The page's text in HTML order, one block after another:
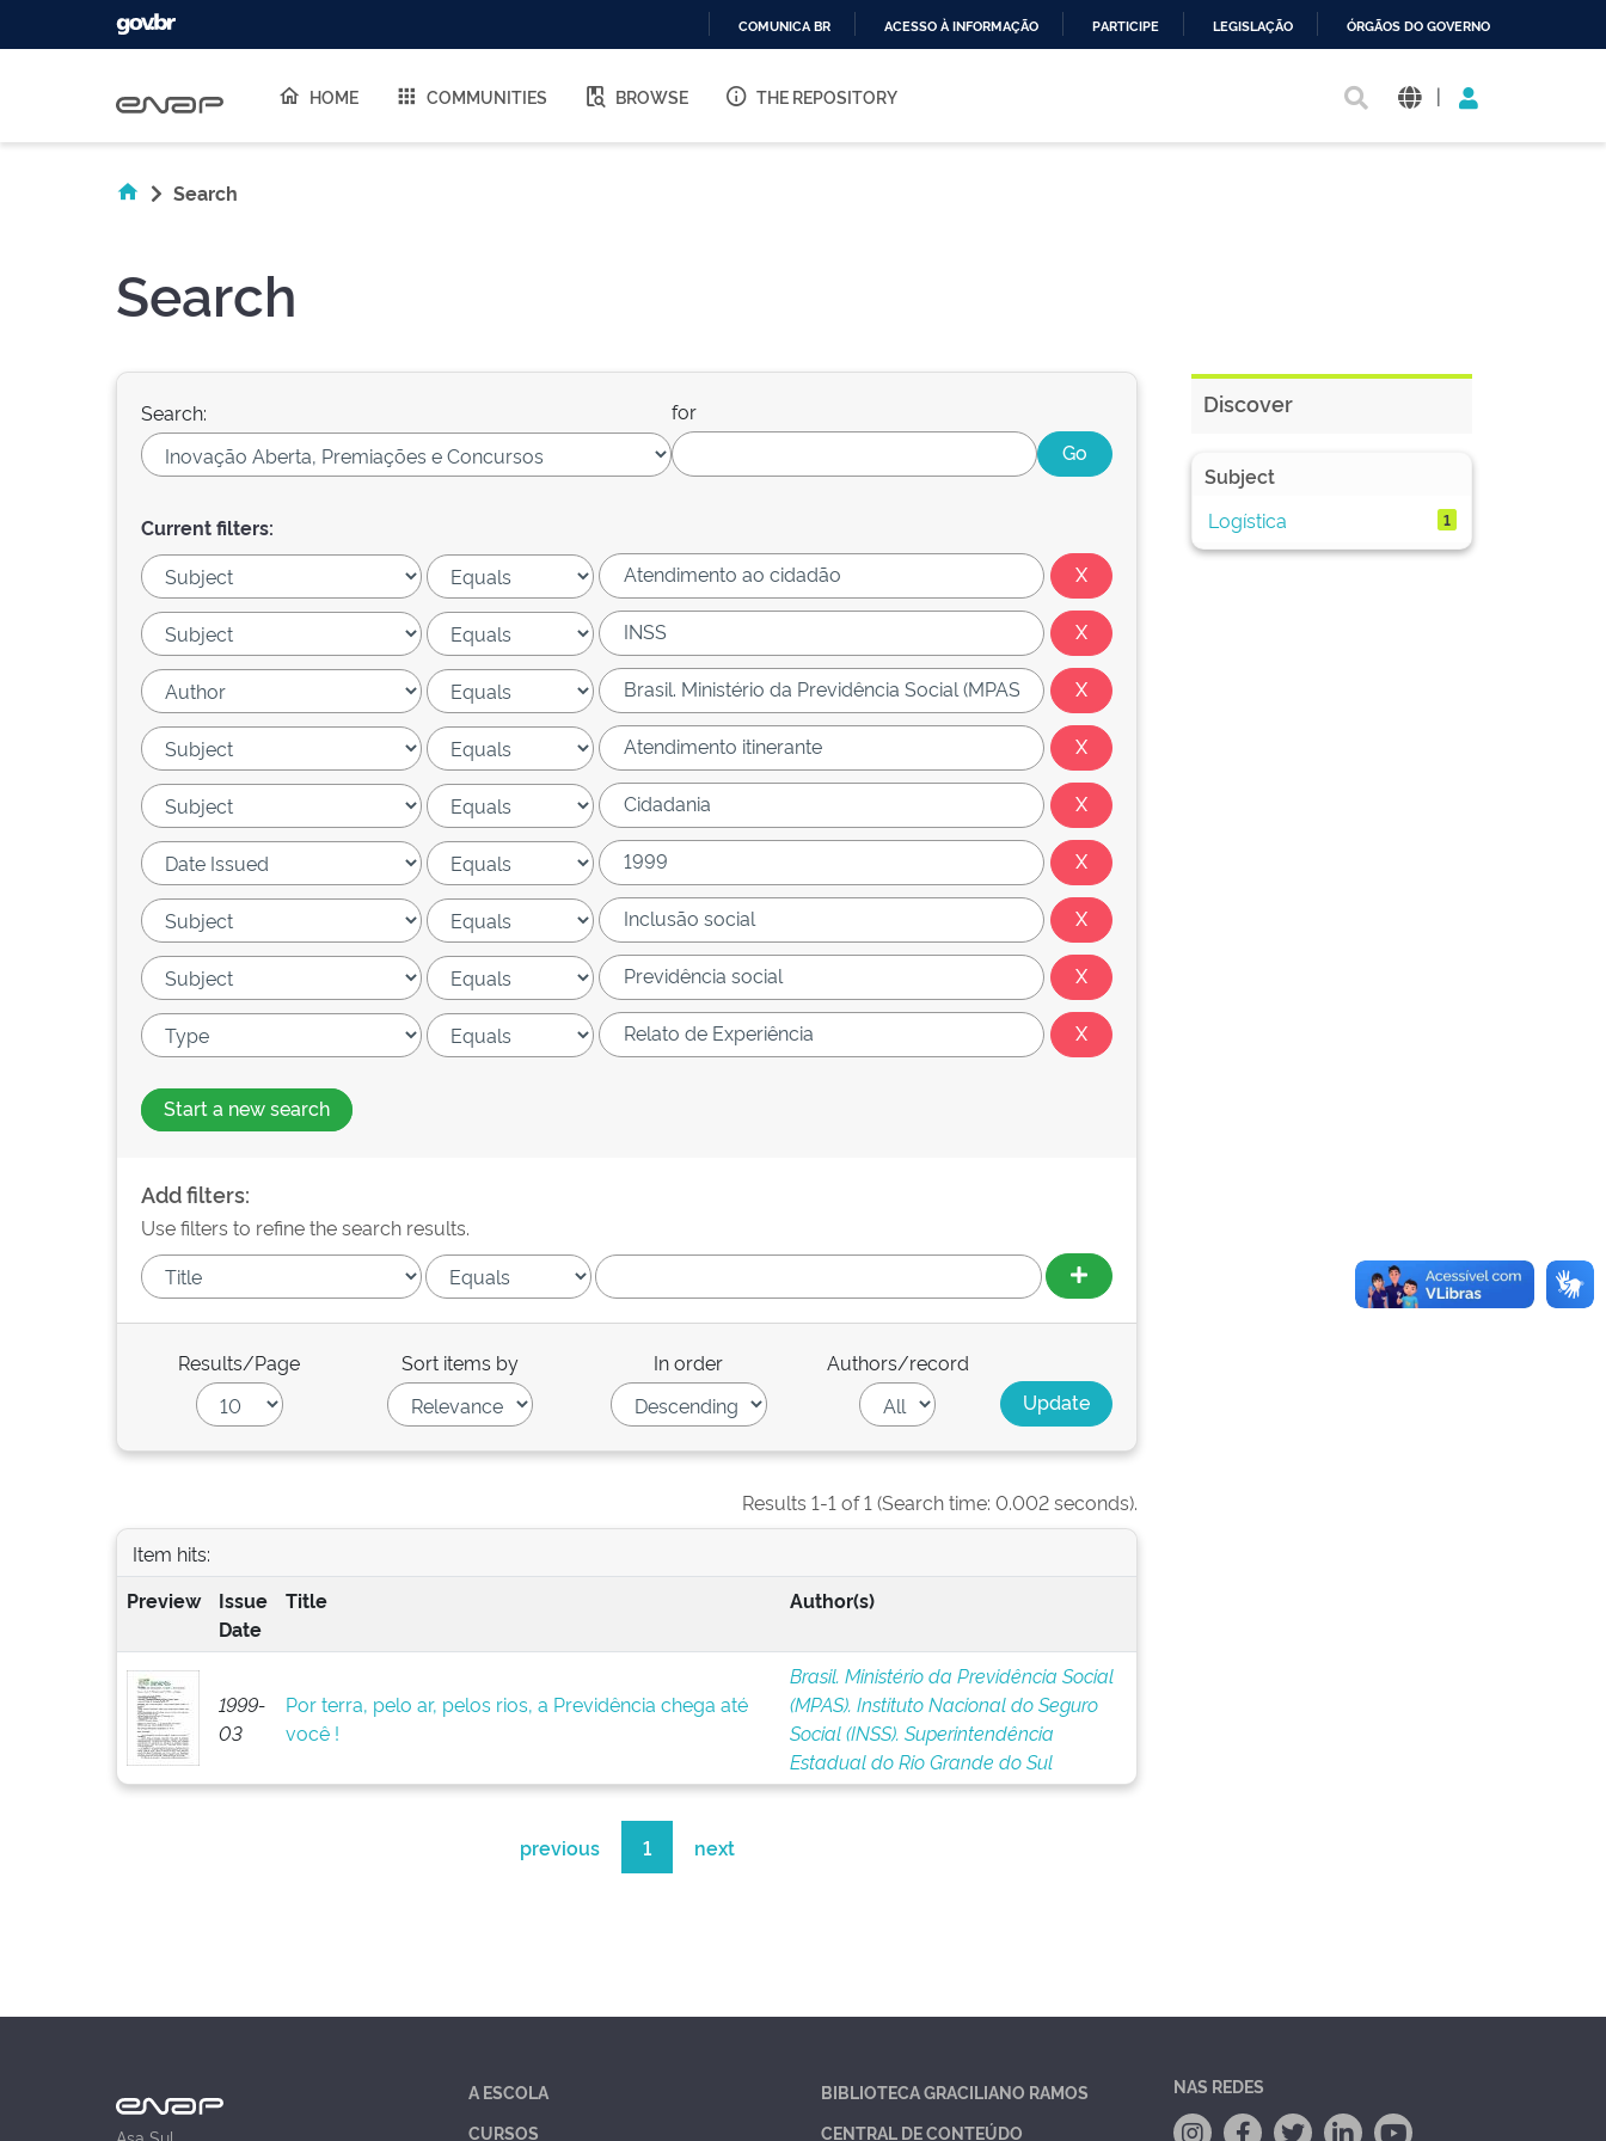
O
COMUNICA BR ACESSO À INFORMAÇÃO PARTICIPE LEGISLAÇÃO ÓRGÃOS DO GOVERNO
HOME COMMUNITIES BROWSE THE REPOSITORY |
Search
Search
Search: for
Current filters:
Start a new search
Add filters:
Use filters to refine the search results.
Results/Page Sort items by In order Authors/record
Results 1-1 of 1 (Search time: 0.002 seconds).
Item hits:
Preview
Issue
Date
Title Author(s)
1999-
03
Por terra, pelo ar, pelos rios, a Previdência chega até
você !
Brasil. Ministério da Previdência Social
(MPAS). Instituto Nacional do Seguro
Social (INSS). Superintendência
Estadual do Rio Grande do Sul
previous 1 next
Discover
Subject
Logística
1
A ESCOLA
CURSOS
BIBLIOTECA GRACILIANO RAMOS
CENTRAL DE CONTEÚDO
NAS REDES